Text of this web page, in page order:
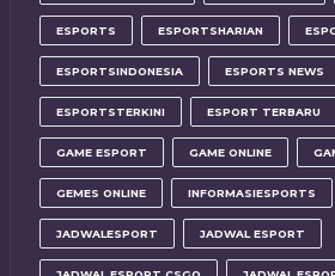
ESPORTS ESPORTSHARIAN
ESPORTSINDONESIA ESPORTS NEWS
ESPORTSTERKINI ESPORT TERBARU
GAME ESPORT GAME ONLINE
GEMES ONLINE INFORMASIESPORTS
JADWALESPORT JADWAL ESPORT